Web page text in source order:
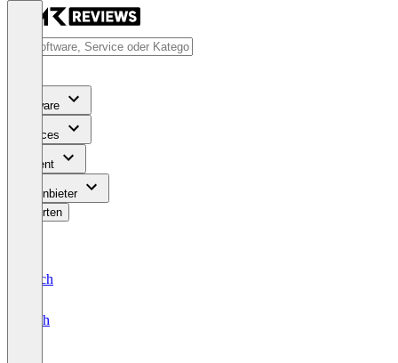
Software
Services
Content
Für Anbieter
Bewerten
Deutsch
English